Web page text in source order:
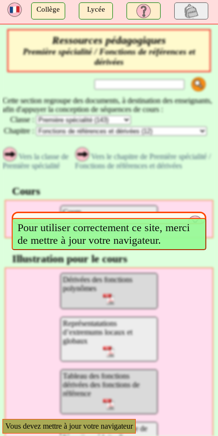
Pour utiliser correctement ce site, merci
de mettre à jour votre navigateur.
a Collège Lycée
Ressources pédagogiques
Première spécialité / Fonctions de références et
dérivées
Cette section regroupe des documents, à destination des enseignants,
afin d'appuyer la conception de séquences de cours :
Classe :
Chapitre :
Vers la classe de
Première spécialité
Vers le chapitre de Première spécialité /
Fonctions de références et dérivées
Cours
Cours
Illustration pour le cours
Dérivées des fonctions
polynômes
Représentatations
d’extremums locaux et
globaux
Tableau des fonctions
dérivées des fonctions de
référence
Exemple de la recherche de
Vous devez mettre à jour votre navigateur